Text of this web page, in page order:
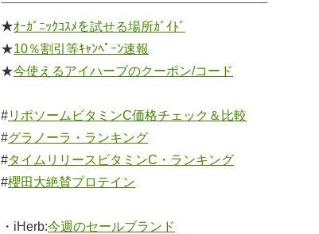
★ｵｰｶﾞﾆｯｸｺｽﾒを試せる場所ｶﾞｲﾄﾞ
★10％割引等ｷｬﾝﾍﾟｰﾝ速報
★今使えるアイハーブのクーポン/コード
#リポソームビタミンC価格チェック＆比較
#グラノーラ・ランキング
#タイムリリースビタミンC・ランキング
#櫻田大絶賛プロテイン
・iHerb:今週のセールブランド